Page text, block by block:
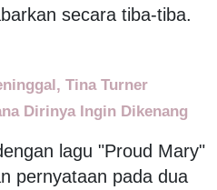
secara tiba-tiba.
Tina Turner
Dirinya Ingin Dikenang
lagu "Proud Mary"
pernyataan pada dua